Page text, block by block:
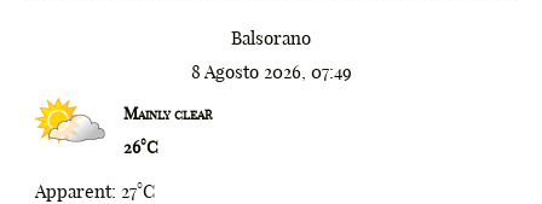
Balsorano
8 Agosto 2026, 07:49
Mainly clear
26°C
Apparent: 27°C
0
₪
%